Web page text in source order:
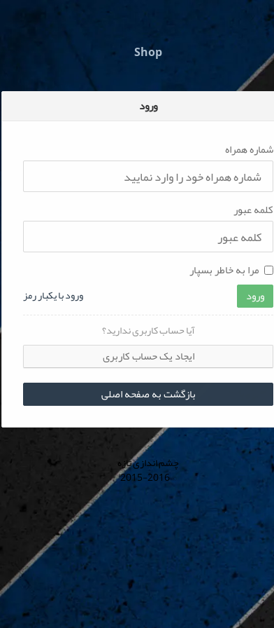
Shop
ورود
شماره همراه
کلمه عبور
مرا به خاطر بسپار
ورود
ورود با یکبار رمز
آیا حساب کاربری ندارید؟
ایجاد یک حساب کاربری
بازگشت به صفحه اصلی
چشم اندازی تازه
© 2015-2016